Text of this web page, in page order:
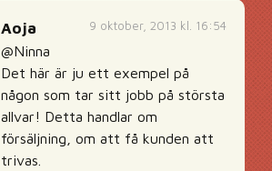
9 oktober, 2013 kl. 16:54
Aoja
@Ninna
Det här är ju ett exempel på
någon som tar sitt jobb på största
allvar! Detta handlar om
försäljning, om att få kunden att
trivas.